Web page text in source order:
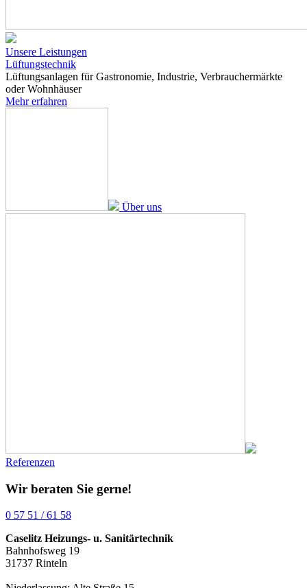
Unsere Leistungen
Lüftungstechnik
Lüftungsanlagen für Gastronomie, Industrie, Verbrauchermärkte
oder Wohnhäuser
Mehr erfahren
Über uns
Referenzen
Wir beraten Sie gerne!
0 57 51 / 61 58
Caselitz Heizungs- u. Sanitärtechnik
Bahnhofsweg 19
31737 Rinteln